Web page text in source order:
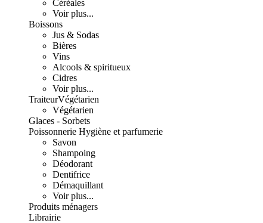
Céréales
Voir plus...
Boissons
Jus & Sodas
Bières
Vins
Alcools & spiritueux
Cidres
Voir plus...
TraiteurVégétarien
Végétarien
Glaces - Sorbets
Poissonnerie Hygiène et parfumerie
Savon
Shampoing
Déodorant
Dentifrice
Démaquillant
Voir plus...
Produits ménagers
Librairie